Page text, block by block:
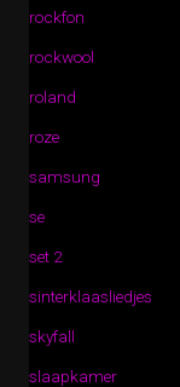
rockfon
rockwool
roland
roze
samsung
se
set 2
sinterklaasliedjes
skyfall
slaapkamer